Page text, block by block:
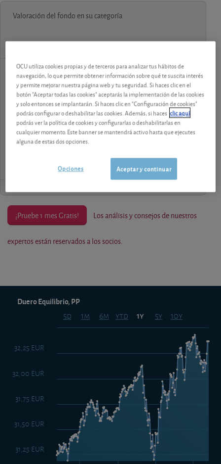
Valoración del fondo en su categoría
contenido premium
Los análisis y consejos de nuestros expertos están
reservados a los socios.
¡Pruebe 1 mes Gratis!
¡Pruebe 1 mes Gratis! Los análisis y consejos de nuestros
expertos están reservados a los socios.
5d 1m 6m ytd 1y 5y 10y
Duero Equilibrio, PP
31,25 EUR
31,50 EUR
31,75 EUR
32,00 EUR
32,25 EUR
OCU utiliza cookies propias y de terceros para analizar tus hábitos de
navegación, lo que permite obtener información sobre qué te suscita interés
y permite mejorar nuestra página web y tu seguridad. Si haces clic en el
botón "Aceptar todas las cookies" aceptarás la implementación de las cookies
y solo entonces se implantarán. Si haces clic en "Configuración de cookies"
podrás configurar o deshabilitar las cookies. Además, si haces clic aquí
podrás ver la política de cookies y configurarlas o deshabilitarlas en
cualquier momento. Este banner se mantendrá activo hasta que ejecutes
alguna de estas dos opciones.
Aceptar y continuar
Opciones